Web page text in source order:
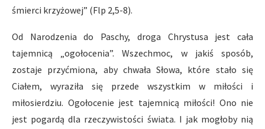
śmierci krzyżowej” (Flp 2,5-8).
Od Narodzenia do Paschy, droga Chrystusa jest cała
tajemnicą „ogołocenia”. Wszechmoc, w jakiś sposób,
zostaje przyćmiona, aby chwała Słowa, które stało się
Ciałem, wyraziła się przede wszystkim w miłości i
miłosierdziu. Ogołocenie jest tajemnicą miłości! Ono nie
jest pogardą dla rzeczywistości świata. I jak mogłoby nią